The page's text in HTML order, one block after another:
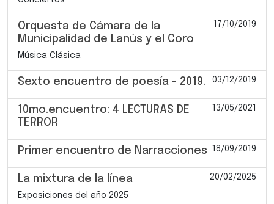
Orquesta de Cámara de la
Municipalidad de Lanús y el Coro
17/10/2019
Música Clásica
Sexto encuentro de poesía - 2019. 03/12/2019
10mo.encuentro: 4 LECTURAS DE
TERROR
13/05/2021
Primer encuentro de Narracciones 18/09/2019
La mixtura de la línea 20/02/2025
Exposiciones del año 2025